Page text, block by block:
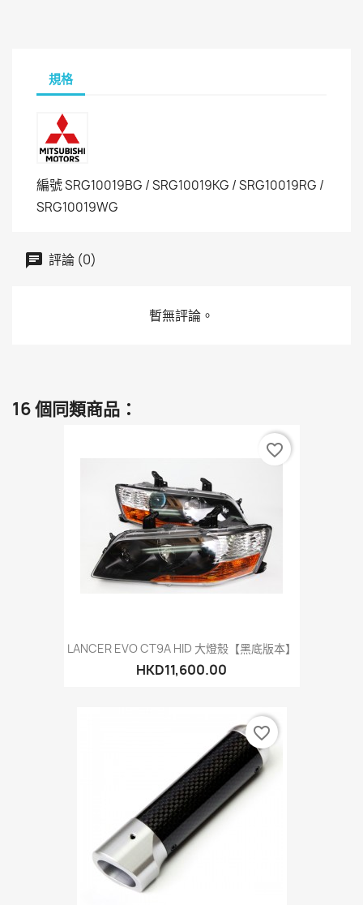
規格
編號SRG10019BG / SRG10019KG / SRG10019RG /
SRG10019WG
評論 (0)
暫無評論。
16 個同類商品：
LANCER EVO CT9A HID 大燈殼【黑底版本】
HKD11,600.00
favorite_border
favorite_border